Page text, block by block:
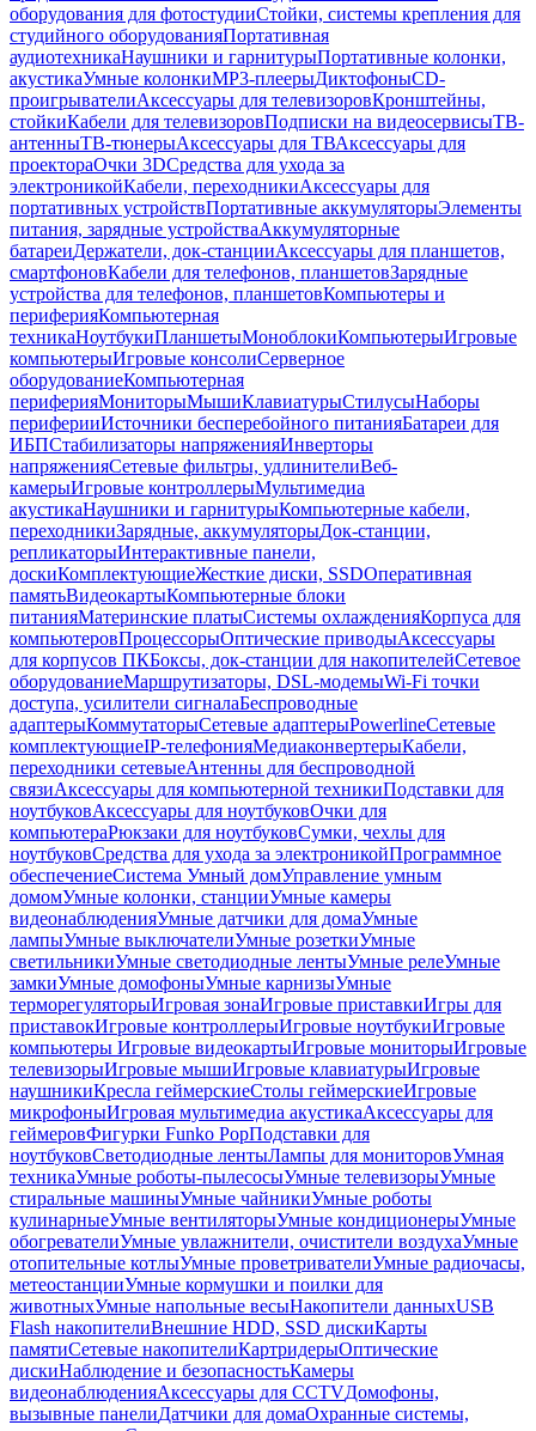
оборудования для фотостудииСтойки, системы крепления для
студийного оборудованияПортативная
аудиотехникаНаушники и гарнитурыПортативные колонки,
акустикаУмные колонкиMP3-плеерыДиктофоныCD-
проигрывателиАксессуары для телевизоровКронштейны,
стойкиКабели для телевизоровПодписки на видеосервисыТВ-
антенныТВ-тюнерыАксессуары для ТВАксессуары для
проектораОчки 3DСредства для ухода за
электроникойКабели, переходникиАксессуары для
портативных устройствПортативные аккумуляторыЭлементы
питания, зарядные устройстваАккумуляторные
батареиДержатели, док-станцииАксессуары для планшетов,
смартфоновКабели для телефонов, планшетовЗарядные
устройства для телефонов, планшетовКомпьютеры и
периферияКомпьютерная
техникаНоутбукиПланшетыМоноблокиКомпьютерыИгровые
компьютерыИгровые консолиСерверное
оборудованиеКомпьютерная
периферияМониторыМышиКлавиатурыСтилусыНаборы
периферииИсточники бесперебойного питанияБатареи для
ИБПСтабилизаторы напряженияИнверторы
напряженияСетевые фильтры, удлинителиВеб-
камерыИгровые контроллерыМультимедиа
акустикаНаушники и гарнитурыКомпьютерные кабели,
переходникиЗарядные, аккумуляторыДок-станции,
репликаторыИнтерактивные панели,
доскиКомплектующиеЖесткие диски, SSDОперативная
памятьВидеокартыКомпьютерные блоки
питанияМатеринские платыСистемы охлажденияКорпуса для
компьютеровПроцессорыОптические приводыАксессуары
для корпусов ПКБоксы, док-станции для накопителейСетевое
оборудованиеМаршрутизаторы, DSL-модемыWi-Fi точки
доступа, усилители сигналаБеспроводные
адаптерыКоммутаторыСетевые адаптерыPowerlineСетевые
комплектующиеIP-телефонияМедиаконвертерыКабели,
переходники сетевыеАнтенны для беспроводной
связиАксессуары для компьютерной техникиПодставки для
ноутбуковАксессуары для ноутбуковОчки для
компьютераРюкзаки для ноутбуковСумки, чехлы для
ноутбуковСредства для ухода за электроникойПрограммное
обеспечениеСистема Умный домУправление умным
домомУмные колонки, станцииУмные камеры
видеонаблюденияУмные датчики для домаУмные
лампыУмные выключателиУмные розеткиУмные
светильникиУмные светодиодные лентыУмные релеУмные
замкиУмные домофоныУмные карнизыУмные
терморегуляторыИгровая зонаИгровые приставкиИгры для
приставокИгровые контроллерыИгровые ноутбукиИгровые
компьютеры Игровые видеокартыИгровые мониторыИгровые
телевизорыИгровые мышиИгровые клавиатурыИгровые
наушникиКресла геймерскиеСтолы геймерскиеИгровые
микрофоныИгровая мультимедиа акустикаАксессуары для
геймеровФигурки Funko PopПодставки для
ноутбуковСветодиодные лентыЛампы для мониторовУмная
техникаУмные роботы-пылесосыУмные телевизорыУмные
стиральные машиныУмные чайникиУмные роботы
кулинарныеУмные вентиляторыУмные кондиционерыУмные
обогревателиУмные увлажнители, очистители воздухаУмные
отопительные котлыУмные проветривателиУмные радиочасы,
метеостанцииУмные кормушки и поилки для
животныхУмные напольные весыНакопители данныхUSB
Flash накопителиВнешние HDD, SSD дискиКарты
памятиСетевые накопителиКартридерыОптические
дискиНаблюдение и безопасностьКамеры
видеонаблюденияАксессуары для CCTVДомофоны,
вызывные панелиДатчики для домаОхранные системы,